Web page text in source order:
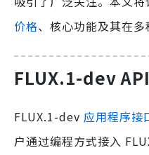
价格、核心功能及其在多
FLUX.1-dev
FLUX.1-dev 应用程序接
户通过编程方式接入